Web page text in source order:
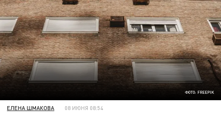
ФОТО: FREEPIK
ЕЛЕНА ШМАКОВА 08 ИЮНЯ 08:54